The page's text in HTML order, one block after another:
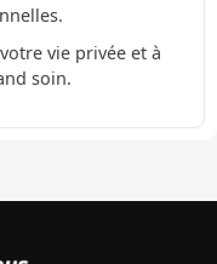
vie privée et à
soin.